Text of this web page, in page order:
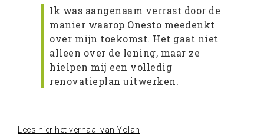
Ik was aangenaam verrast door de
manier waarop Onesto meedenkt
over mijn toekomst. Het gaat niet
alleen over de lening, maar ze
hielpen mij een volledig
renovatieplan uitwerken.
Lees hier het verhaal van Yolan